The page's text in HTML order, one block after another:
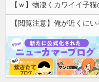
【ｗ】物凄くカワイイ子
【閲覧注意】俺が近くに